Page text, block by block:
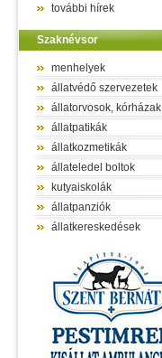
további hírek
Szaknévsor
menhelyek
állatvédő szervezetek
állatorvosok, kórházak
állatpatikák
állatkozmetikák
állateledel boltok
kutyaiskolák
állatpanziók
állatkereskedések